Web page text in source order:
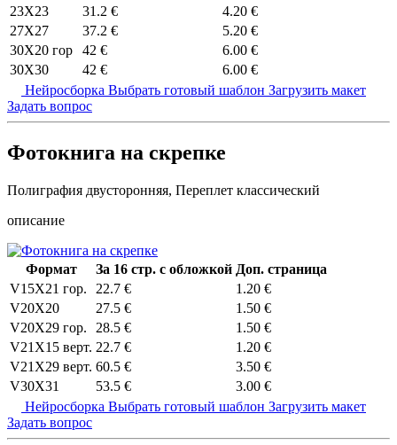
23Х23
31.2 €
4.20 €
27Х27
37.2 €
5.20 €
30X20 гор
42 €
6.00 €
30X30
42 €
6.00 €
Нейросборка Выбрать готовый шаблон Загрузить макет
Задать вопрос
Фотокнига на скрепке
Полиграфия двусторонняя, Переплет классический
описание
Формат За 16 стр. с обложкой Доп. страница
V15X21 гор.
22.7 €
1.20 €
V20X20
27.5 €
1.50 €
V20X29 гор.
28.5 €
1.50 €
V21X15 верт. 22.7 €
1.20 €
V21X29 верт. 60.5 €
3.50 €
V30X31
53.5 €
3.00 €
Нейросборка Выбрать готовый шаблон Загрузить макет
Задать вопрос